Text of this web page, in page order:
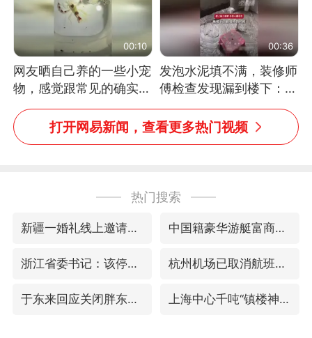
00:10
网友晒自己养的一些小宠
物，感觉跟常见的确实有
些不一样
00:36
发泡水泥填不满，装修师
傅检查发现漏到楼下：出
风口未延伸到外墙
打开网易新闻，查看更多热门视频
热门搜索
新疆一婚礼线上邀请引热议 中国籍豪华游艇富商之子在泰国被杀
浙江省委书记：该停下的坚决停下来 杭州机场已取消航班388架次
于东来回应关闭胖东来生活广场店 上海中心千吨“镇楼神器”摆动明显